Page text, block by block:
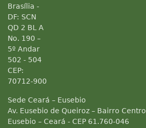
Brasília -
DF: SCN
QD 2 BL A
No. 190 –
5º Andar
502 - 504
CEP:
70712-900
Sede Ceará – Eusebio
Av. Eusebio de Queiroz – Bairro Centro
Eusebio – Ceará - CEP 61.760-046